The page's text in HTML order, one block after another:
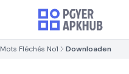
Mots Fléchés No1 Downloaden